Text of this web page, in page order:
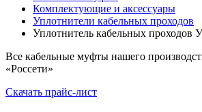
Комплектующие и аксессуары
Уплотнители кабельных проходов
Уплотнитель кабельных проходов
Все кабельные муфты нашего
«Россети»
Скачать прайс-лист